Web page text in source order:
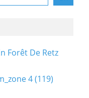
Forêt De Retz
4(119)